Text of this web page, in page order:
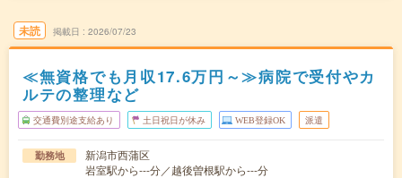
未読 掲載日 2026/07/23
≪無資格でも月収17.6万円～≫病院で受付やカ
ルテの整理など
交通費別途支給あり 土日祝日が休み WEB登録OK 派遣
勤務地
新潟市西蒲区
岩室駅から---分／越後曽根駅から---分